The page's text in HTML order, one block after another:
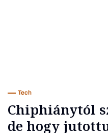
Tech
Chiphiánytól
de hogy